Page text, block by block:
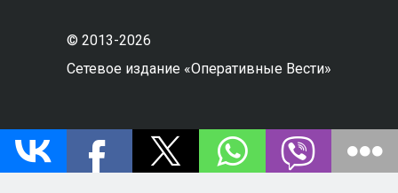
© 2013-2026
Сетевое издание «Оперативные Вести»